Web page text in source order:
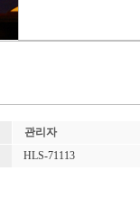
관리자
HLS-71113